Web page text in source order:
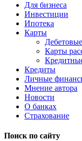
Для бизнеса
Инвестиции
Ипотека
Карты
Карты
Кредиты
Личные
Мнение автора
Новости
О банках
Страхование
Поиск по сайту